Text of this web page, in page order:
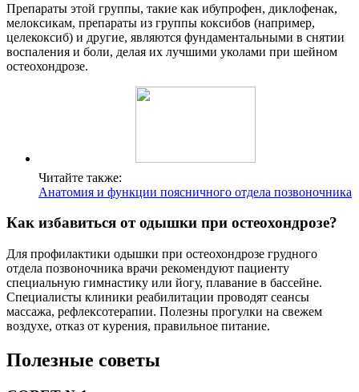
Препараты этой группы, такие как ибупрофен, диклофенак,
мелоксикам, препараты из группы коксибов (например,
целекоксиб) и другие, являются фундаментальными в снятии
воспаления и боли, делая их лучшими уколами при шейном
остеохондрозе.
Читайте также:
Анатомия и функции поясничного отдела позвоночника
Как избавиться от одышки при остеохондрозе?
Для профилактики одышки при остеохондрозе грудного
отдела позвоночника врачи рекомендуют пациенту
специальную гимнастику или йогу, плавание в бассейне.
Специалисты клиники реабилитации проводят сеансы
массажа, рефлексотерапии. Полезны прогулки на свежем
воздухе, отказ от курения, правильное питание.
Полезные советы